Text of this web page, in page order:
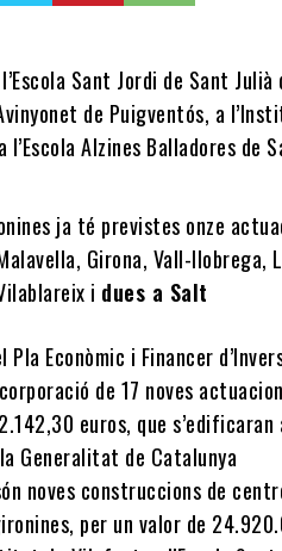
Sant Jordi de Sant Julià
de Puigventós, a
Alzines Balladores de
ja té previstes onze
Girona, Vall-llobrega,
i dues a Salt
Econòmic i Financer
de 17 noves
euros, que s’edificaran
Generalitat de Catalunya
noves construccions de
per un valor de